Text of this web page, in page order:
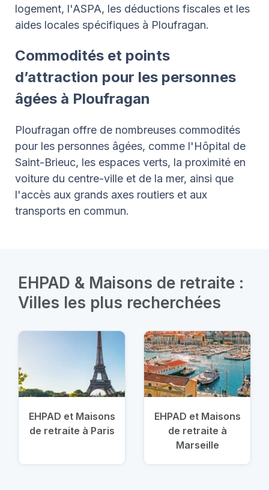
logement, l'ASPA, les déductions fiscales et les
aides locales spécifiques à Ploufragan.
Commodités et points
d’attraction pour les personnes
âgées à Ploufragan
Ploufragan offre de nombreuses commodités
pour les personnes âgées, comme l'Hôpital de
Saint-Brieuc, les espaces verts, la proximité en
voiture du centre-ville et de la mer, ainsi que
l'accès aux grands axes routiers et aux
transports en commun.
EHPAD & Maisons de retraite :
Villes les plus recherchées
EHPAD et Maisons
de retraite à Paris
EHPAD et Maisons
de retraite à
Marseille